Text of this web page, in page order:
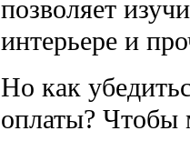
позволяет
интерьере и
Но как
оплаты? Чтобы